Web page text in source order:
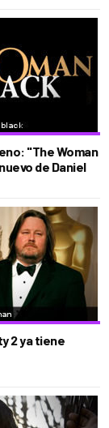
"The Woman
de Daniel
2 ya tiene